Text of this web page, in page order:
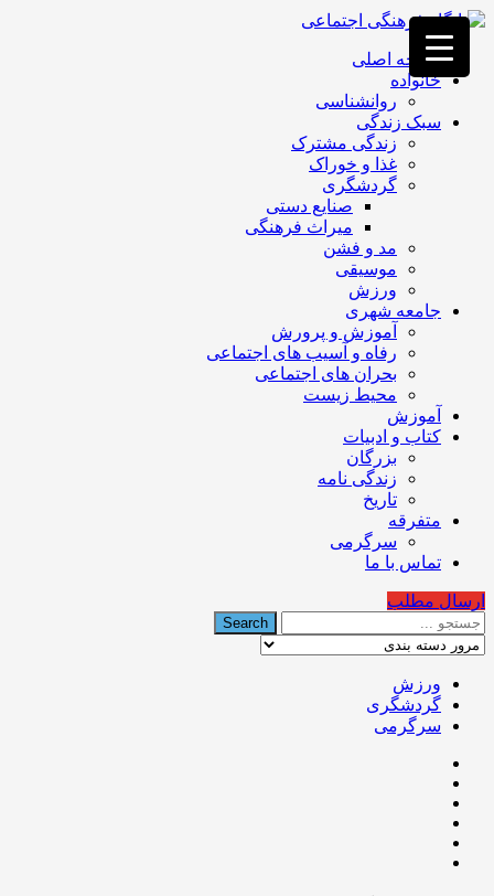
فصد
خون
غرب
تهران
خشکشویی
تصفیه
تهران
صفحه اصلی
خانواده
روانشناسی
سبک زندگی
زندگی مشترک
غذا و خوراک
گردشگری
صنایع دستی
میراث فرهنگی
مد و فشن
موسیقی
ورزش
جامعه شهری
آموزش و پرورش
رفاه و آسیب های اجتماعی
بحران های اجتماعی
محیط زیست
آموزش
کتاب و ادبیات
بزرگان
زندگی نامه
تاریخ
متفرقه
سرگرمی
تماس با ما
ارسال مطلب
ورزش
گردشگری
سرگرمی